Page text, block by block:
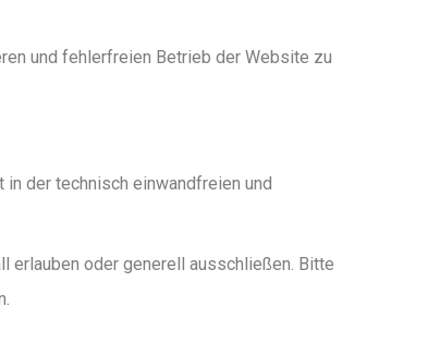
und fehlerfreien Betrieb der Website zu
der technisch einwandfreien und
erlauben oder generell ausschließen. Bitte